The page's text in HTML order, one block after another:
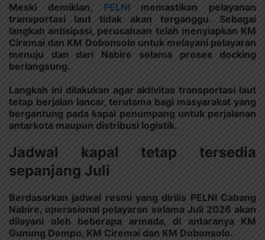
Meski demikian, PELNI memastikan pelayanan
transportasi laut tidak akan terganggu. Sebagai
langkah antisipasi, perusahaan telah menyiapkan KM
Ciremai dan KM Dobonsolo untuk melayani pelayaran
menuju dan dari Nabire selama proses docking
berlangsung.
Langkah ini dilakukan agar aktivitas transportasi laut
tetap berjalan lancar, terutama bagi masyarakat yang
bergantung pada kapal penumpang untuk perjalanan
antarkota maupun distribusi logistik.
Jadwal kapal tetap tersedia
sepanjang Juli
Berdasarkan jadwal resmi yang dirilis PELNI Cabang
Nabire, operasional pelayaran selama Juli 2026 akan
dilayani oleh beberapa armada, di antaranya KM
Gunung Dempo, KM Ciremai dan KM Dobonsolo.